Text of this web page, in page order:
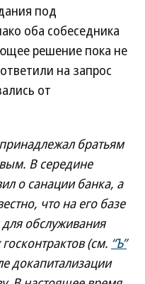
под
оба собеседника
решение пока не
на запрос
от
братьям
В середине
о санации банка, а
что на его базе
обслуживания
(см. “Ъ”
докапитализации